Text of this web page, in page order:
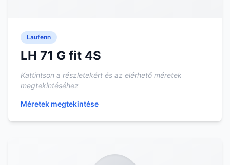
Laufenn
LH 71 G fit 4S
Kattintson a részletekért és az elérhető méretek
megtekintéséhez
Méretek megtekintése